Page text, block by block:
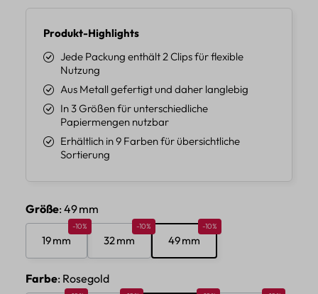
Produkt-Highlights
Jede Packung enthält 2 Clips für flexible
Nutzung
Aus Metall gefertigt und daher langlebig
In 3 Größen für unterschiedliche
Papiermengen nutzbar
Erhältlich in 9 Farben für übersichtliche
Sortierung
Größeauswählen
: 49 mm
19 mm
Rabatt 10%
-10%
32 mm
Rabatt 10%
-10%
49 mm
Rabatt 10%
-10%
Farbeauswählen
: Rosegold